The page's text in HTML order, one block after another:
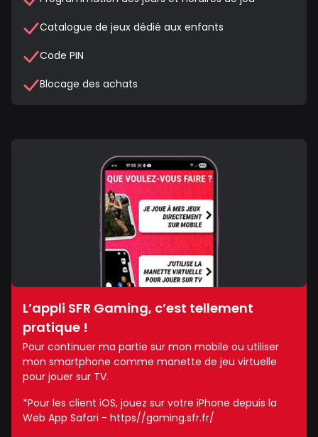
Catalogue de jeux dédié aux enfants
Code PIN
Blocage des achats
L’appli SFR Gaming, c’est tellement
pratique !
Pour continuer ma partie sur mon mobile ou utiliser
mon smartphone comme manette de jeu virtuelle
pour jouer sur TV.
*Pour les client iOS, jouez sur votre iPhone depuis la
Web App Safari - https//gaming.sfr.fr/